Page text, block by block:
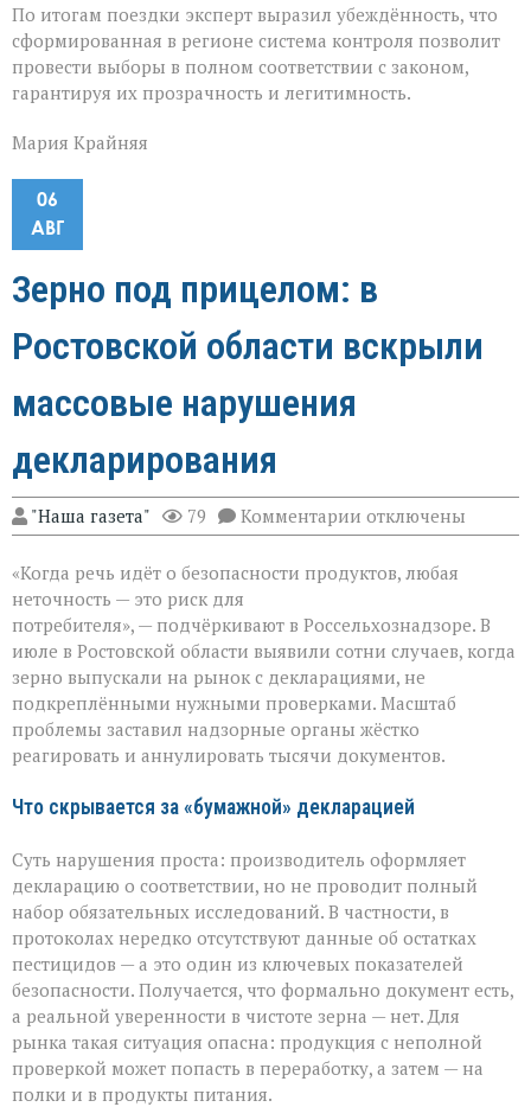
По итогам поездки эксперт выразил убеждённость, что
сформированная в регионе система контроля позволит
провести выборы в полном соответствии с законом,
гарантируя их прозрачность и легитимность.
Мария Крайняя
06
АВГ
Зерно под прицелом: в
Ростовской области вскрыли
массовые нарушения
декларирования
"Наша газета" 79 Комментарии к
записи
под
Ростовской
области
вскрыли
массовые
нарушения
декларирования
отключены
«Когда речь идёт о безопасности продуктов, любая
неточность — это риск для
потребителя», — подчёркивают в Россельхознадзоре. В
июле в Ростовской области выявили сотни случаев, когда
зерно выпускали на рынок с декларациями, не
подкреплёнными нужными проверками. Масштаб
проблемы заставил надзорные органы жёстко
реагировать и аннулировать тысячи документов.
Что скрывается за «бумажной» декларацией
Суть нарушения проста: производитель оформляет
декларацию о соответствии, но не проводит полный
набор обязательных исследований. В частности, в
протоколах нередко отсутствуют данные об остатках
пестицидов — а это один из ключевых показателей
безопасности. Получается, что формально документ есть,
а реальной уверенности в чистоте зерна — нет. Для
рынка такая ситуация опасна: продукция с неполной
проверкой может попасть в переработку, а затем — на
полки и в продукты питания.